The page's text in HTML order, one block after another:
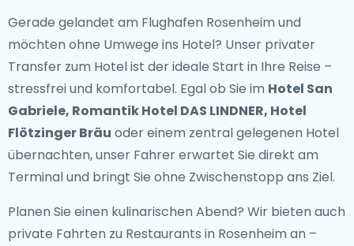
Gerade gelandet am Flughafen Rosenheim und
möchten ohne Umwege ins Hotel? Unser privater
Transfer zum Hotelist der ideale Start in Ihre Reise –
stressfrei und komfortabel. Egal ob Sie im Hotel San
Gabriele, Romantik Hotel DAS LINDNER, Hotel
Flötzinger Bräu oder einem zentral gelegenen Hotel
übernachten, unser Fahrer erwartet Sie direkt am
Terminal und bringt Sie ohne Zwischenstopp ans Ziel.
Planen Sie einen kulinarischen Abend? Wir bieten auch
private Fahrten zu Restaurants in Rosenheim an –